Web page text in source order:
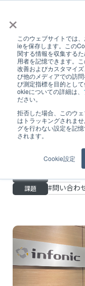
×
このウェブサイトでは
ieを保存します。この
関する情報を収集する
用者を記憶できます。
改善およびカスタマイ
び他のメディアでの訪
び測定指標を目的とし
okieについての詳細は、
ださい。
拒否した場合、このウ
はトラッキングされま
グを行わない設定を記
されます。
Cookie設定
【INFホー
内問い合わ
理し、
ポータルと
企業の管理
課題 問い合わ